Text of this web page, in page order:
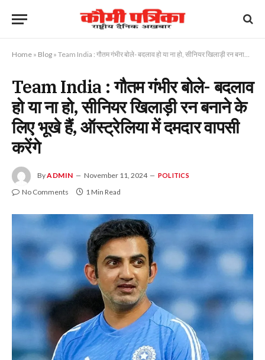
Home » Blog » Team India : गौतम गंभीर बोले- बदलाव हो या ना हो, सीनियर खिलाड़ी रन बनाने के लिए भूखे हैं, ऑस्ट्रेलिया में दमदार वापसी करेंगे
Team India : गौतम गंभीर बोले- बदलाव
हो या ना हो, सीनियर खिलाड़ी रन बनाने के
लिए भूखे हैं, ऑस्ट्रेलिया में दमदार वापसी
करेंगे
ByADMIN November 11, 2024 POLITICS
No Comments 1 Min Read